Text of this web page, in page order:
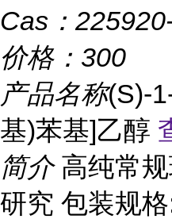
Cas：
价格： 300
产品名称(S)-
基)苯基]乙醇
简介 高纯常
研究 包装规